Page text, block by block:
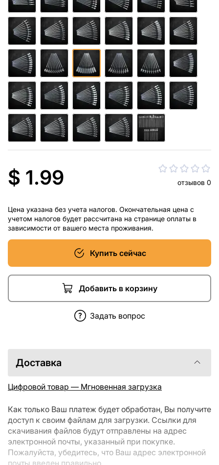
$ 1.99 отзывов 0
Цена указана без учета налогов. Окончательная цена с
учетом налогов будет рассчитана на странице оплаты в
зависимости от вашего места проживания.
Купить сейчас
Добавить в корзину
Задать вопрос
Доставка
Цифровой товар — Мгновенная загрузка
Как только Ваш платеж будет обработан, Вы получите
доступ к своим файлам для загрузки. Ссылки для
скачивания файлов будут отправлены на адрес
электронной почты, указанный при покупке.
Пожалуйста, убедитесь, что Ваш адрес электронной
почты введен правильно.